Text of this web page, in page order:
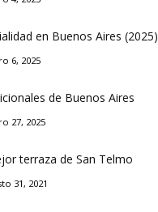
en Buenos Aires (2025)
6, 2025
de Buenos Aires
27, 2025
terraza de San Telmo
31, 2021